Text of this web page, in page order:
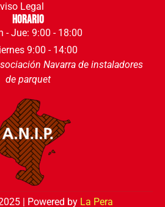
Legal
Horario
- Jue: 9:00 - 18:00
9:00 - 14:00
Navarra de instaladores
de parquet
| Powered by La Pera